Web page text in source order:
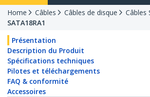
Home Câbles Câbles de disque
Câbles
SATA18RA1
Présentation
Description du Produit
Spécifications techniques
Pilotes et téléchargements
FAQ & conformité
Accessoires